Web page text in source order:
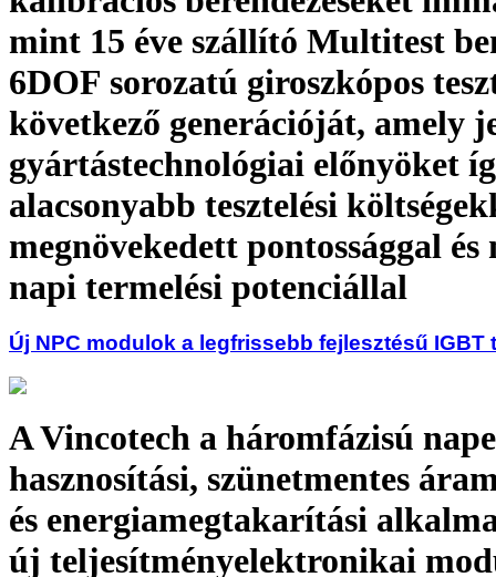
mint 15 éve szállító Multitest
6DOF sorozatú giroszkópos
következő generációját, amely
gyártástechnológiai előnyöket
alacsonyabb tesztelési
megnövekedett pontossággal és
napi termelési potenciállal
Új NPC modulok a legfrissebb fejlesztésű IGBT
A Vincotech a háromfázisú
hasznosítási, szünetmentes
és energiamegtakarítási
új teljesítményelektronikai